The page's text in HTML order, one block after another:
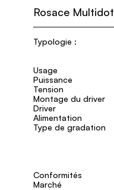
Rosace Multidot
Typologie :
Usage
Puissance
Tension
Montage du driver
Driver
Alimentation
Type de gradation
Conformités
Marché